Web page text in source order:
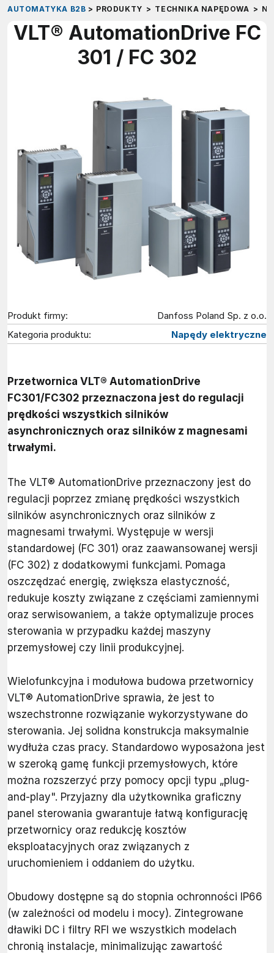
AUTOMATYKA B2B > PRODUKTY > TECHNIKA NAPĘDOWA >
VLT® AutomationDrive FC
301 / FC 302
Produkt firmy:
Danfoss Poland Sp. z o.o.
Kategoria produktu:
Napędy elektryczne
Przetwornica VLT® AutomationDrive
FC301/FC302 przeznaczona jest do regulacji
prędkości wszystkich silników
asynchronicznych oraz silników z magnesami
trwałymi.
The VLT® AutomationDrive przeznaczony jest do
regulacji poprzez zmianę prędkości wszystkich
silników asynchronicznych oraz silników z
magnesami trwałymi. Występuje w wersji
standardowej (FC 301) oraz zaawansowanej wersji
(FC 302) z dodatkowymi funkcjami. Pomaga
oszczędzać energię, zwiększa elastyczność,
redukuje koszty związane z częściami zamiennymi
oraz serwisowaniem, a także optymalizuje proces
sterowania w przypadku każdej maszyny
przemysłowej czy linii produkcyjnej.
Wielofunkcyjna i modułowa budowa przetwornicy
VLT® AutomationDrive sprawia, że jest to
wszechstronne rozwiązanie wykorzystywane do
sterowania. Jej solidna konstrukcja maksymalnie
wydłuża czas pracy. Standardowo wyposażona jest
w szeroką gamę funkcji przemysłowych, które
można rozszerzyć przy pomocy opcji typu „plug-
and-play". Przyjazny dla użytkownika graficzny
panel sterowania gwarantuje łatwą konfigurację
przetwornicy oraz redukcję kosztów
eksploatacyjnych oraz związanych z
uruchomieniem i oddaniem do użytku.
Obudowy dostępne są do stopnia ochronności IP66
(w zależności od modelu i mocy). Zintegrowane
dławiki DC i filtry RFI we wszystkich modelach
chronią instalacje, minimalizując zawartość